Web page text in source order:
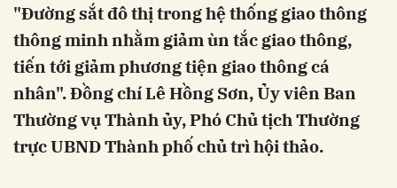
"Đường sắt đô thị trong hệ thống giao thông
thông minh nhằm giảm ùn tắc giao thông,
tiến tới giảm phương tiện giao thông cá
nhân". Đồng chí Lê Hồng Sơn, Ủy viên Ban
Thường vụ Thành ủy, Phó Chủ tịch Thường
trực UBND Thành phố chủ trì hội thảo.